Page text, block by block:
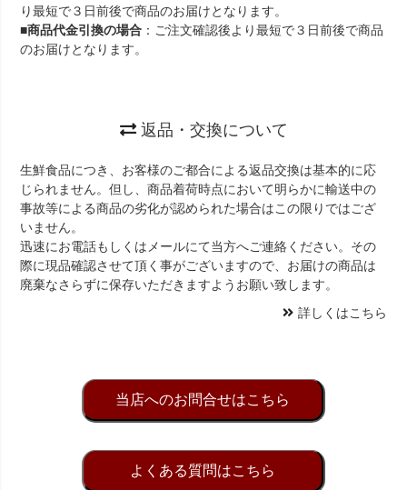
り最短で３日前後で商品のお届けとなります。
■商品代金引換の場合 ：ご注文確認後より最短で３日前後で商品
のお届けとなります。
返品・交換について
生鮮食品につき、お客様のご都合による返品交換は基本的に応
じられません。但し、商品着荷時点において明らかに輸送中の
事故等による商品の劣化が認められた場合はこの限りではござ
いません。
迅速にお電話もしくはメールにて当方へご連絡ください。その
際に現品確認させて頂く事がございますので、お届けの商品は
廃棄なさらずに保存いただきますようお願い致します。
詳しくはこちら
当店へのお問合せはこちら
よくある質問はこちら